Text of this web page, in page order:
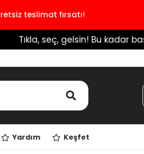
teslimat fırsatı!
️ Tıkla, seç, gelsin! Bu kadar basit!
Yardım Keşfet